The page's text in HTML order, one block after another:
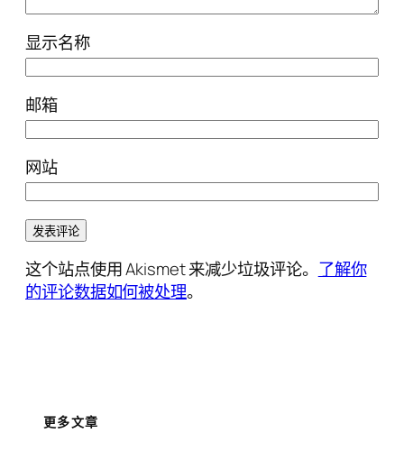
显示名称
邮箱
网站
这个站点使用 Akismet 来减少垃圾评论。 了解你
的评论数据如何被处理。
更多文章